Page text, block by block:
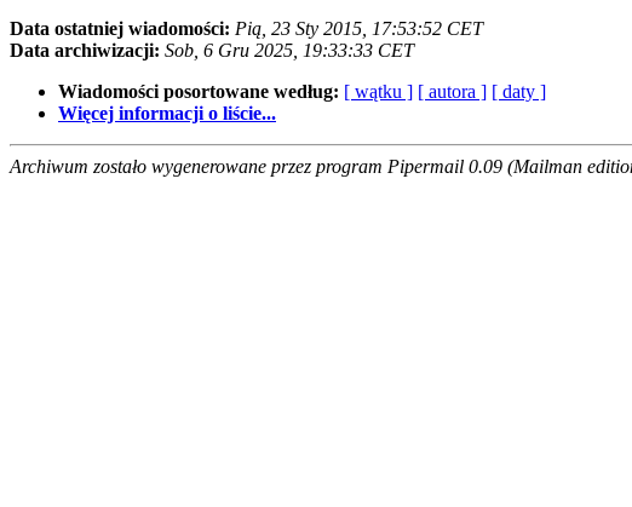
Data ostatniej wiadomości: Pią, 23 Sty 2015, 17:53:52 CET
Data archiwizacji: Sob, 6 Gru 2025, 19:33:33 CET
Wiadomości posortowane według: [ wątku ] [ autora ] [ daty ]
Więcej informacji o liście...
Archiwum zostało wygenerowane przez program Pipermail 0.09 (Mailman